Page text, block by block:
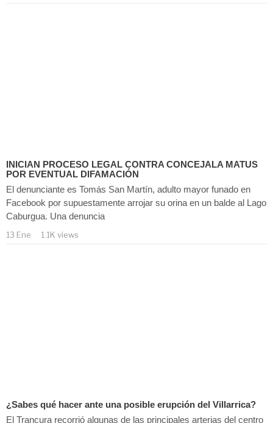
INICIAN PROCESO LEGAL CONTRA CONCEJALA MATUS
POR EVENTUAL DIFAMACIÓN
El denunciante es Tomás San Martín, adulto mayor funado en
Facebook por supuestamente arrojar su orina en un balde al Lago
Caburgua. Una denuncia
13 Ene 1.1K views
¿Sabes qué hacer ante una posible erupción del Villarrica?
El Trancura recorrió algunas de las principales arterias del centro